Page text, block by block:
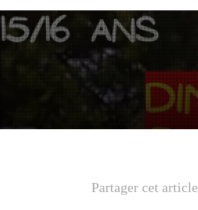
Partager cet article